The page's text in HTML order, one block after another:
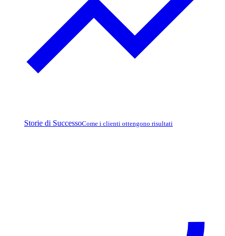
Storie di SuccessoCome i clienti ottengono risultati